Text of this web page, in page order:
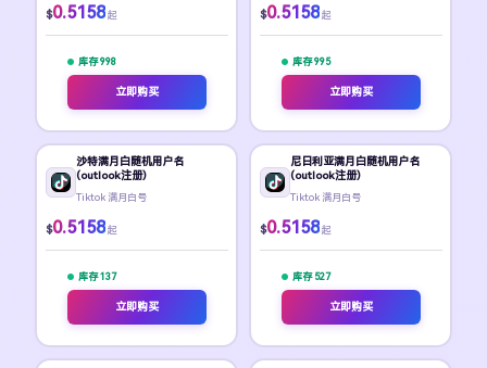
$0.5158 起
库存 998
立即购买
$0.5158 起
库存 995
立即购买
沙特满月白随机用户名
(outlook注册)
Tiktok 满月白号
$0.5158 起
库存 137
立即购买
尼日利亚满月白随机用户名
(outlook注册)
Tiktok 满月白号
$0.5158 起
库存 527
立即购买